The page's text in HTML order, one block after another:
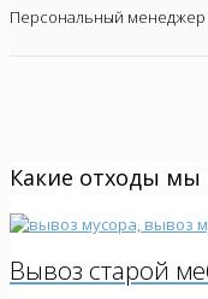
Персональный менеджер
Какие отходы
Вывоз старой